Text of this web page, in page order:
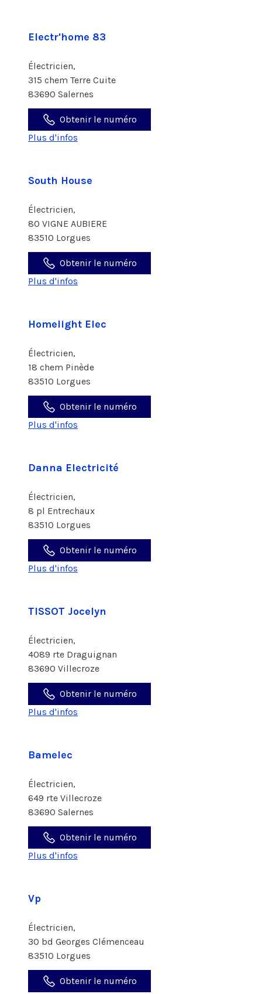
Electr'home 83
Électricien,
315 chem Terre Cuite
83690 Salernes
Obtenir le numéro
Plus d'infos
South House
Électricien,
80 VIGNE AUBIERE
83510 Lorgues
Obtenir le numéro
Plus d'infos
Homelight Elec
Électricien,
18 chem Pinède
83510 Lorgues
Obtenir le numéro
Plus d'infos
Danna Electricité
Électricien,
8 pl Entrechaux
83510 Lorgues
Obtenir le numéro
Plus d'infos
TISSOT Jocelyn
Électricien,
4089 rte Draguignan
83690 Villecroze
Obtenir le numéro
Plus d'infos
Bamelec
Électricien,
649 rte Villecroze
83690 Salernes
Obtenir le numéro
Plus d'infos
Vp
Électricien,
30 bd Georges Clémenceau
83510 Lorgues
Obtenir le numéro